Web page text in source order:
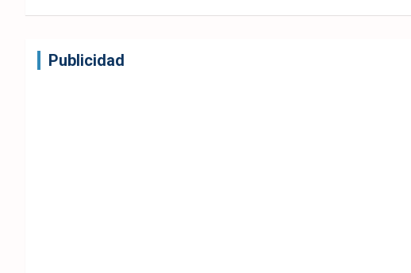
Publicidad